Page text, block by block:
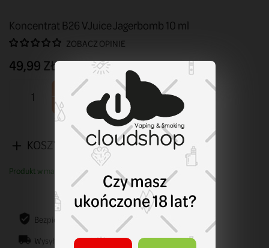
Koncentrat B26 VJuice Jagerbomb 10 ml
ZOBACZ OPINIE
49,99 ZŁ
KOSZYK
Produkt w magazynie. Wysyłka w ciągu 1 - 3 dni.
Bezpieczne zakupy
Wysyłamy od 1-3 dni od dnia złożenia zamówienia.
Czy masz
ukończone 18 lat?